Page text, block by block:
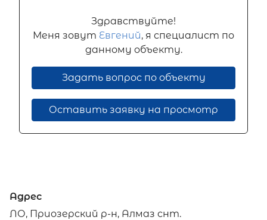
Здравствуйте!
Меня зовут Евгений, я специалист по
данному объекту.
Задать вопрос по объекту
Оставить заявку на просмотр
Адрес
ЛО, Приозерский р-н, Алмаз снт.